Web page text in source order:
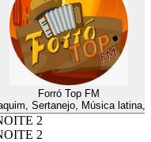
Forró Top FM
Sertanejo, Música latina,
2
2